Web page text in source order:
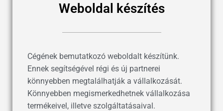
Weboldal készítés
Cégének bemutatkozó weboldalt készítünk.
Ennek segítségével régi és új partnerei
könnyebben megtalálhatják a vállalkozását.
Könnyebben megismerkedhetnek vállalkozása
termékeivel, illetve szolgáltatásaival.